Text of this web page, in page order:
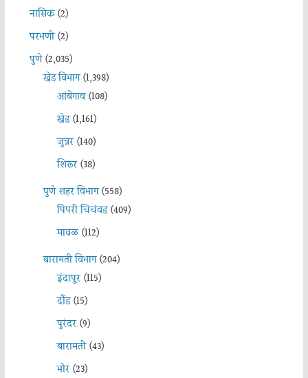
नासिक(2)
परभणी(2)
पुणे(2,035)
खेड विभाग(1,398)
आंबेगाव(108)
खेड(1,161)
जुन्नर(140)
शिरूर(38)
पुणे शहर विभाग(558)
पिंपरी चिचंवड(409)
मावळ(112)
बारामती विभाग(204)
इंदापूर(115)
दौंड(15)
पुरंदर(9)
बारामती(43)
भोर(23)